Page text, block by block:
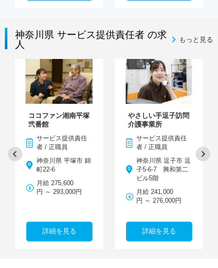
神奈川県 サービス提供責任者 の求
人
もっと見る
ココファン湘南平塚
弐番館
サービス提供責任
者 / 正職員
神奈川県 平塚市 錦
町22-6
月給 275,600
円 ～ 293,000円
詳細を見る
やさしい手逗子訪問
介護事業所
サービス提供責任
者 / 正職員
神奈川県 逗子市 逗
子5-6-7 興和第二
ビル5階
月給 241,000
円 ～ 276,000円
詳細を見る